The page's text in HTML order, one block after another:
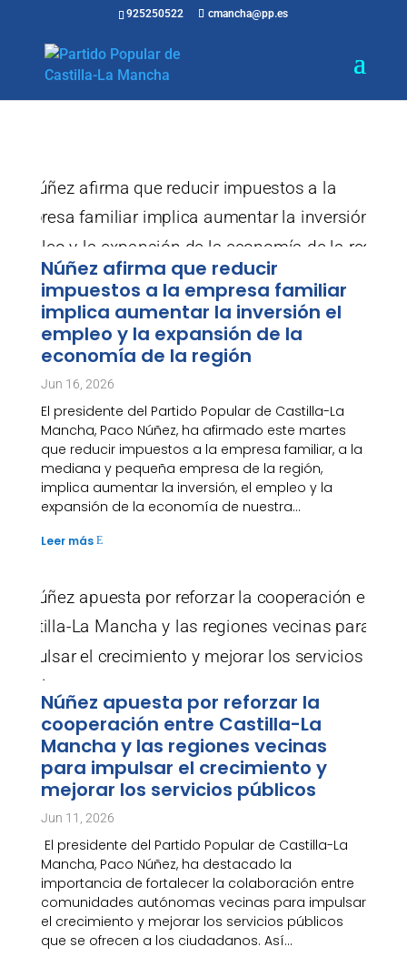
925250522 cmancha@pp.es
Núñez afirma que reducir
impuestos a la empresa familiar
implica aumentar la inversión el
empleo y la expansión de la
economía de la región
Jun 16, 2026
El presidente del Partido Popular de Castilla-La
Mancha, Paco Núñez, ha afirmado este martes
que reducir impuestos a la empresa familiar, a la
mediana y pequeña empresa de la región,
implica aumentar la inversión, el empleo y la
expansión de la economía de nuestra...
Leer más E
Núñez apuesta por reforzar la
cooperación entre Castilla-La
Mancha y las regiones vecinas
para impulsar el crecimiento y
mejorar los servicios públicos
Jun 11, 2026
El presidente del Partido Popular de Castilla-La
Mancha, Paco Núñez, ha destacado la
importancia de fortalecer la colaboración entre
comunidades autónomas vecinas para impulsar
el crecimiento y mejorar los servicios públicos
que se ofrecen a los ciudadanos. Así...